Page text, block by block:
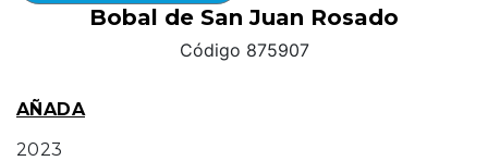
Bobal de San Juan Rosado
Código 875907
AÑADA
2023